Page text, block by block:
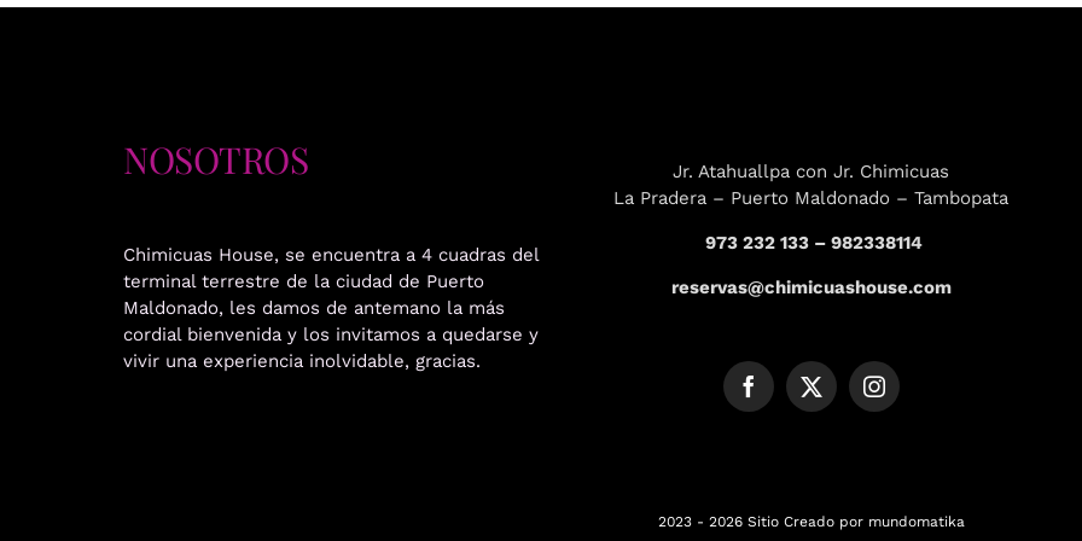
NOSOTROS
Chimicuas House, se encuentra a 4 cuadras del
terminal terrestre de la ciudad de Puerto
Maldonado, les damos de antemano la más
cordial bienvenida y los invitamos a quedarse y
vivir una experiencia inolvidable, gracias.
Jr. Atahuallpa con Jr. Chimicuas
La Pradera – Puerto Maldonado – Tambopata
973 232 133 – 982338114
reservas@chimicuashouse.com
2023 - 2026 Sitio Creado por mundomatika